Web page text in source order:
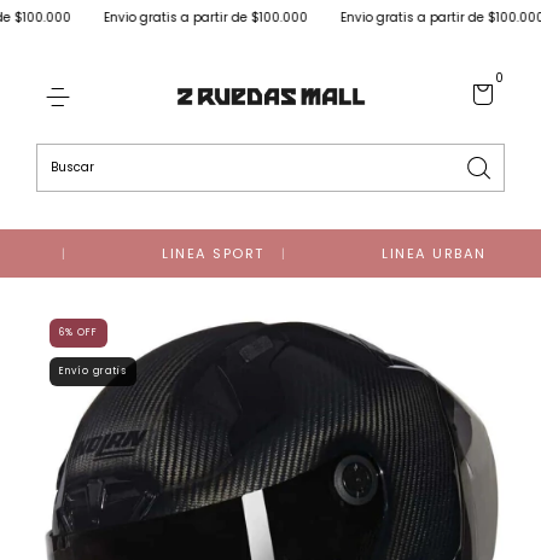
Envio gratis a partir de $100.000 Envio gratis a partir de $100.000
0
LINEA SPORT LINEA URBAN
6% OFF
Envío gratis